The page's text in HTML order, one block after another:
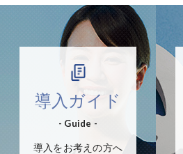
導入ガイド
- Guide -
導入をお考えの方へ